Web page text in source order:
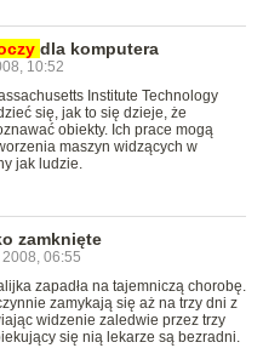
dla komputera
10:52
Institute Technology
się, jak to się dzieje, że
obiekty. Ich prace mogą
maszyn widzących w
jak ludzie.
zamknięte
06:55
zapadła na tajemniczą chorobę.
zamykają się aż na trzy dni z
widzenie zaledwie przez trzy
się nią lekarze są bezradni.